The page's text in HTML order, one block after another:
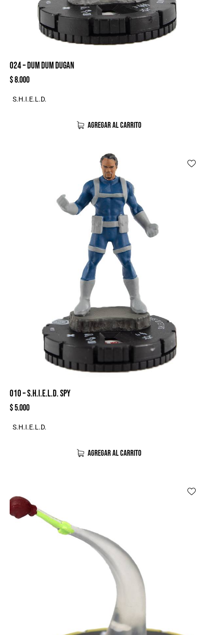
024 – DUM DUM DUGAN
$8.000
S.H.I.E.L.D.
AGREGAR AL CARRITO
010 – S.H.I.E.L.D. SPY
$5.000
S.H.I.E.L.D.
AGREGAR AL CARRITO